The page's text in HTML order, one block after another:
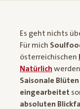
Es geht nichts
Für mich
österreichischen
Natürlich
Saisonale
eingearbeitet
absoluten